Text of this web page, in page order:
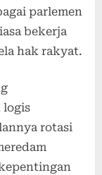
parlemen
bekerja
hak rakyat.
logis
rotasi